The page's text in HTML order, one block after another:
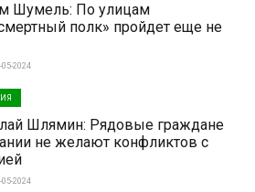
Шумель: По улицам
полк» пройдет еще не
05-2024
Шлямин: Рядовые граждане
не желают конфликтов с
05-2024